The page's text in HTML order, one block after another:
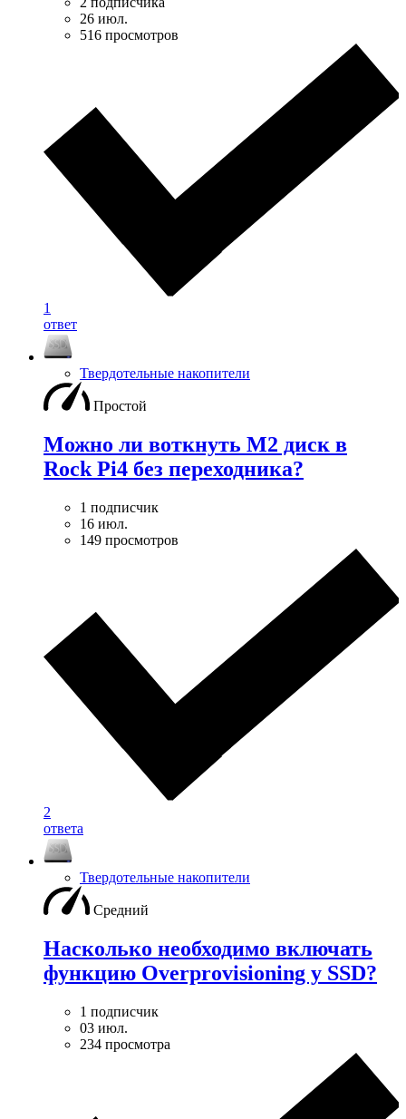
26 июл.
516 просмотров
1
ответ
Твердотельные накопители
Простой
Можно ли воткнуть M2 диск в
Rock Pi4 без переходника?
1 подписчик
16 июл.
149 просмотров
2
ответа
Твердотельные накопители
Средний
Насколько необходимо включать
функцию Overprovisioning у SSD?
1 подписчик
03 июл.
234 просмотра